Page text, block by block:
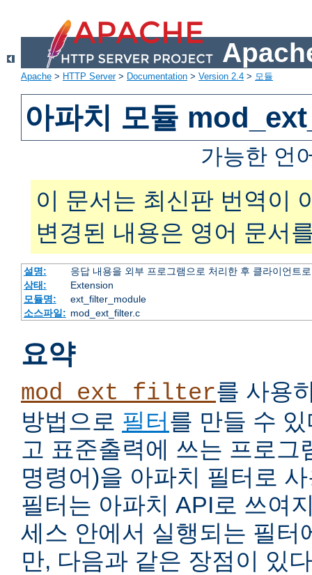
Apache > HTTP Server> Documentation > Version 2.4 > 모듈
아파치 모듈
가능한 언
이 문서는 최신판 번역이
변경된 내용은 영어 문서
설명:
응답 내용을 외부 프로그램으로 처리한 후 클라이언트
상태:
Extension
모듈명:
ext_filter_module
소스파일: mod_ext_filter.c
요약
mod_ext_filter를 사용
방법으로 필터 를 만들 수
고 표준출력에 쓰는 프로그
명령어)을 아파치 필터로
필터는 아파치 API로 쓰여
세스 안에서 실행되는 필터
만, 다음과 같은 장점이 있